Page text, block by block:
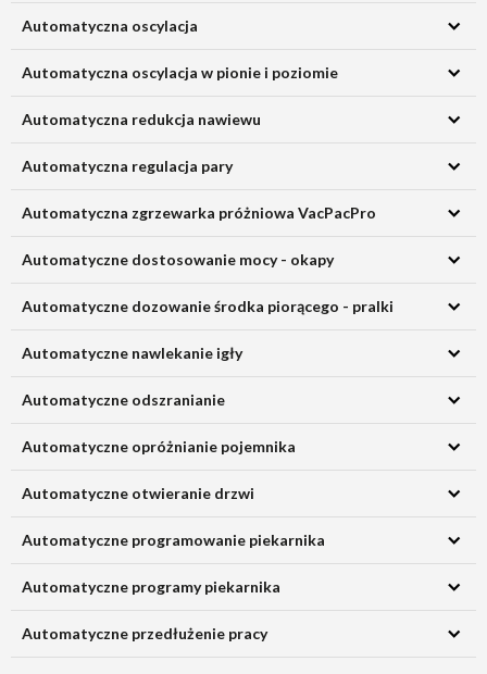
Automatyczna oscylacja
Automatyczna oscylacja w pionie i poziomie
Automatyczna redukcja nawiewu
Automatyczna regulacja pary
Automatyczna zgrzewarka próżniowa VacPacPro
Automatyczne dostosowanie mocy - okapy
Automatyczne dozowanie środka piorącego - pralki
Automatyczne nawlekanie igły
Automatyczne odszranianie
Automatyczne opróżnianie pojemnika
Automatyczne otwieranie drzwi
Automatyczne programowanie piekarnika
Automatyczne programy piekarnika
Automatyczne przedłużenie pracy